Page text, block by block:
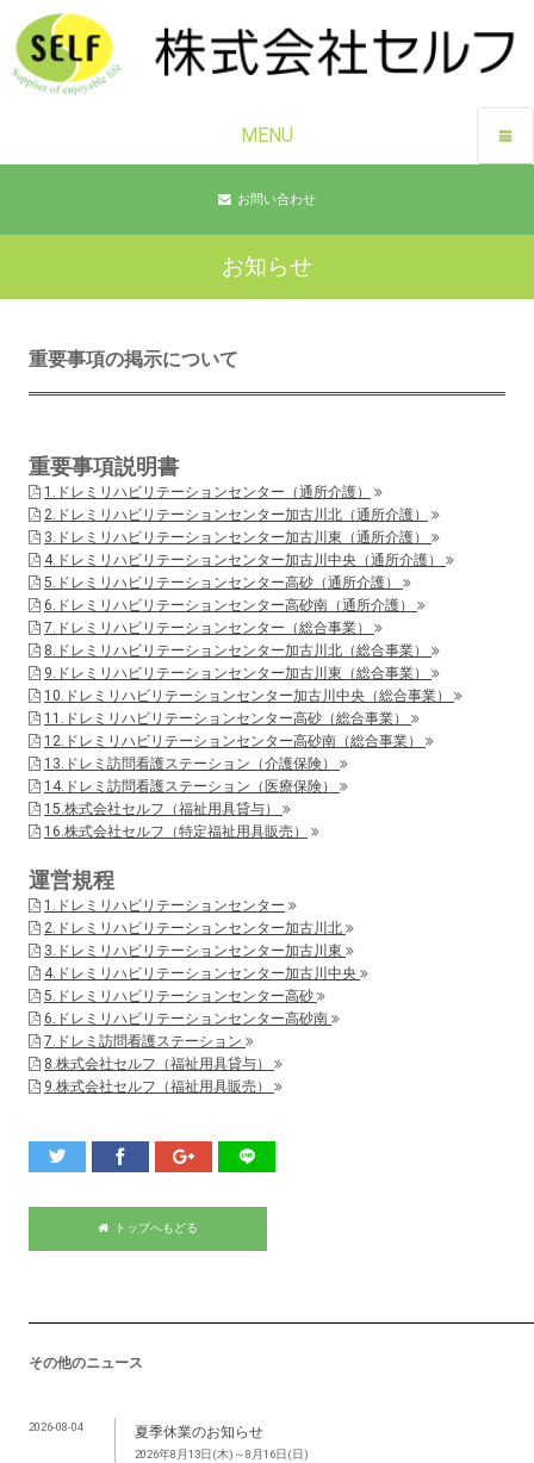
MENU
お問い合わせ
お知らせ
重要事項の掲示について
重要事項説明書
1.ドレミリハビリテーションセンター（通所介護）
2.ドレミリハビリテーションセンター加古川北（通所介護）
3.ドレミリハビリテーションセンター加古川東（通所介護）
4.ドレミリハビリテーションセンター加古川中央（通所介護）
5.ドレミリハビリテーションセンター高砂（通所介護）
6.ドレミリハビリテーションセンター高砂南（通所介護）
7.ドレミリハビリテーションセンター（総合事業）
8.ドレミリハビリテーションセンター加古川北（総合事業）
9.ドレミリハビリテーションセンター加古川東（総合事業）
10.ドレミリハビリテーションセンター加古川中央（総合事業）
11.ドレミリハビリテーションセンター高砂（総合事業）
12.ドレミリハビリテーションセンター高砂南（総合事業）
13.ドレミ訪問看護ステーション（介護保険）
14.ドレミ訪問看護ステーション（医療保険）
15.株式会社セルフ（福祉用具貸与）
16.株式会社セルフ（特定福祉用具販売）
運営規程
1.ドレミリハビリテーションセンター
2.ドレミリハビリテーションセンター加古川北
3.ドレミリハビリテーションセンター加古川東
4.ドレミリハビリテーションセンター加古川中央
5.ドレミリハビリテーションセンター高砂
6.ドレミリハビリテーションセンター高砂南
7.ドレミ訪問看護ステーション
8.株式会社セルフ（福祉用具貸与）
9.株式会社セルフ（福祉用具販売）
トップへもどる
その他のニュース
2026-08-04 夏季休業のお知らせ
2026年8月13日(木)～8月16日(日)